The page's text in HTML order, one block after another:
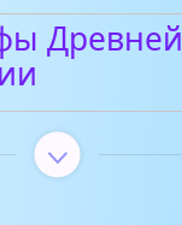
Древней